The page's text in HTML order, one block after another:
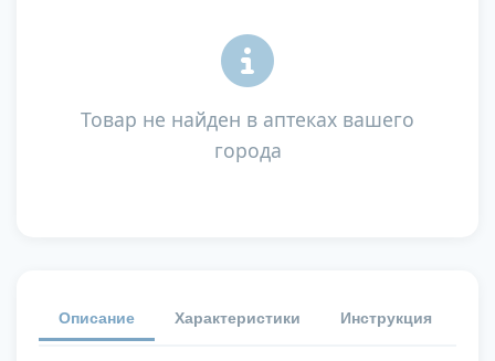
Товар не найден в аптеках вашего
города
Описание Характеристики Инструкция